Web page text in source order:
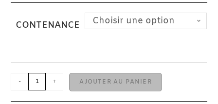
CONTENANCE Choisir une option
- + AJOUTER AU PANIER